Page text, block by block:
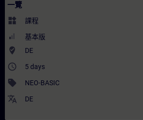
一覽
widgets 課程
基本版
where_to_vote DE
access_time 5 days
sell NEO-BASIC
translate DE